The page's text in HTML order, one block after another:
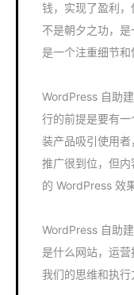
钱，实现了盈利
不是朝夕之功，是
是一个注重细节和
WordPress 自助
行的前提是要有
装产品吸引使用者
推广很到位，但
的 WordPress 效果
WordPress 自助
是什么网站，运
我们的思维和执行